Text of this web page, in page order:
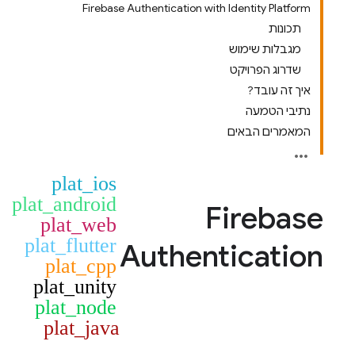
Firebase Authentication with Identity Platform
תכונות
מגבלות שימוש
שדרוג הפרויקט
איך זה עובד?
נתיבי הטמעה
המאמרים הבאים
Firebase
Authentication
plat_ios
plat_android
plat_web
plat_flutter
plat_cpp
plat_unity
plat_node
plat_java